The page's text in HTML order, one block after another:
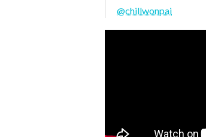
@chillwonpai